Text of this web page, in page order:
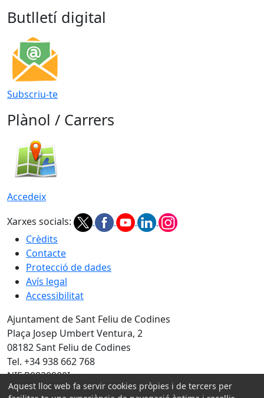
Butlletí digital
Subscriu-te
Plànol / Carrers
Accedeix
Xarxes socials:
Crèdits
Contacte
Protecció de dades
Avís legal
Accessibilitat
Ajuntament de Sant Feliu de Codines
Plaça Josep Umbert Ventura, 2
08182 Sant Feliu de Codines
Tel. +34 938 662 768
NIF P0820900I
Aquest lloc web fa servir cookies pròpies i de tercers per